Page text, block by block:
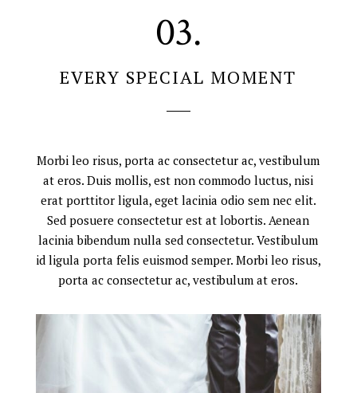
03.
EVERY SPECIAL MOMENT
Morbi leo risus, porta ac consectetur ac, vestibulum
at eros. Duis mollis, est non commodo luctus, nisi
erat porttitor ligula, eget lacinia odio sem nec elit.
Sed posuere consectetur est at lobortis. Aenean
lacinia bibendum nulla sed consectetur. Vestibulum
id ligula porta felis euismod semper. Morbi leo risus,
porta ac consectetur ac, vestibulum at eros.